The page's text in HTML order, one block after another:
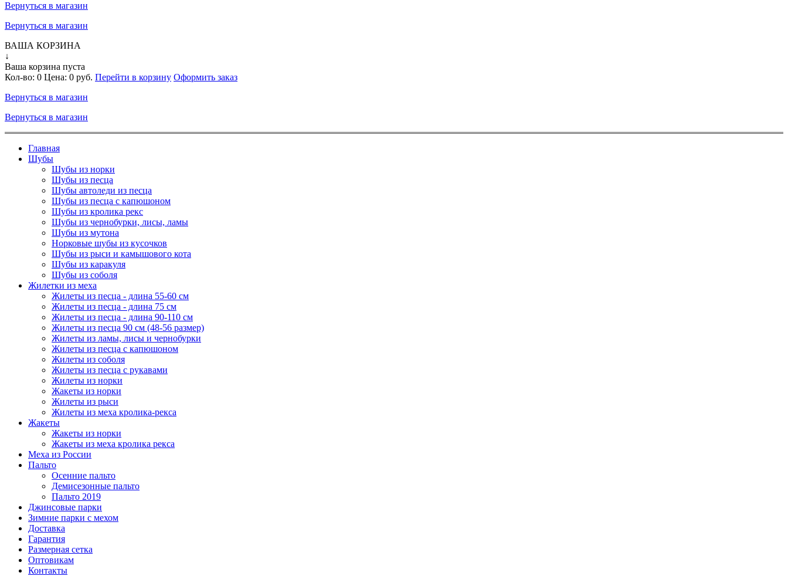
Вернуться в магазин
Вернуться в магазин
ВАША КОРЗИНА
↓
Ваша корзина пуста
Кол-во: 0 Цена: 0 руб. Перейти в корзину Оформить заказ
Вернуться в магазин
Вернуться в магазин
Главная
Шубы
Шубы из норки
Шубы из песца
Шубы автоледи из песца
Шубы из песца с капюшоном
Шубы из кролика рекс
Шубы из чернобурки, лисы, ламы
Шубы из мутона
Норковые шубы из кусочков
Шубы из рыси и камышового кота
Шубы из каракуля
Шубы из соболя
Жилетки из меха
Жилеты из песца - длина 55-60 см
Жилеты из песца - длина 75 см
Жилеты из песца - длина 90-110 см
Жилеты из песца 90 см (48-56 размер)
Жилеты из ламы, лисы и чернобурки
Жилеты из песца с капюшоном
Жилеты из соболя
Жилеты из песца с рукавами
Жилеты из норки
Жакеты из норки
Жилеты из рыси
Жилеты из меха кролика-рекса
Жакеты
Жакеты из норки
Жакеты из меха кролика рекса
Меха из России
Пальто
Осенние пальто
Демисезонные пальто
Пальто 2019
Джинсовые парки
Зимние парки с мехом
Доставка
Гарантия
Размерная сетка
Оптовикам
Контакты